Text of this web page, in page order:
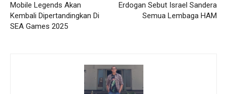
Mobile Legends Akan
Kembali Dipertandingkan Di
SEA Games 2025
Erdogan Sebut Israel Sandera
Semua Lembaga HAM